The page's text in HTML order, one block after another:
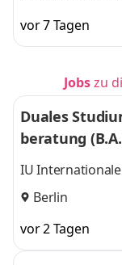
vor 7 Tagen
Jobszu
Duales
beratung
IU
Berlin
vor 2 Tagen